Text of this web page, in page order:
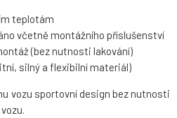
teplotám
včetně montážního příslušenství
(bez nutnosti lakování)
silný a flexibilní materiál)
vozu sportovní design bez nutnosti